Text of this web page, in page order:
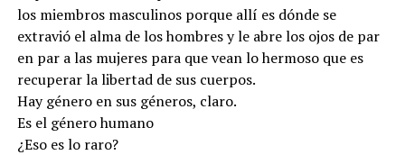
los miembros masculinos porque allí es dónde se
extravió el alma de los hombres y le abre los ojos de par
en par a las mujeres para que vean lo hermoso que es
recuperar la libertad de sus cuerpos.
Hay género en sus géneros, claro.
Es el género humano
¿Eso es lo raro?